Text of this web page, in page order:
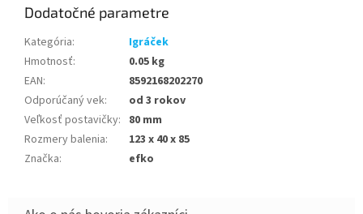
Dodatočné parametre
Kategória:
Igráček
Hmotnosť:
0.05 kg
EAN:
8592168202270
Odporúčaný vek:
od 3 rokov
Veľkosť postavičky: 80 mm
Rozmery balenia:
123 x 40 x 85
Značka: efko